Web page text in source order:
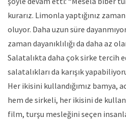
kurarız. Limonla yaptığınız
oluyor. Daha uzun süre
zaman dayanıklılığı da daha az
Salatalıkta daha çok sirke tercih
salatalıkları da karışık
Her ikisini kullandığımız bamya,
hem de sirkeli, her ikisini de
film, turşu mesleğini seçen